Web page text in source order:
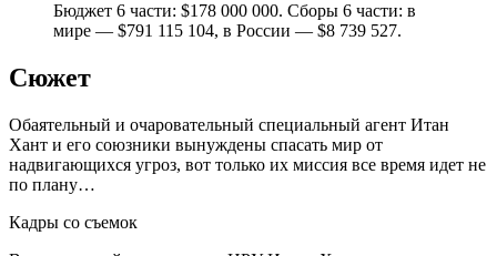
Бюджет 6 части: $178 000 000. Сборы 6 части: в
мире — $791 115 104, в России — $8 739 527.
Сюжет
Обаятельный и очаровательный специальный агент Итан
Хант и его союзники вынуждены спасать мир от
надвигающихся угроз, вот только их миссия все время идет не
по плану…
Кадры со съемок